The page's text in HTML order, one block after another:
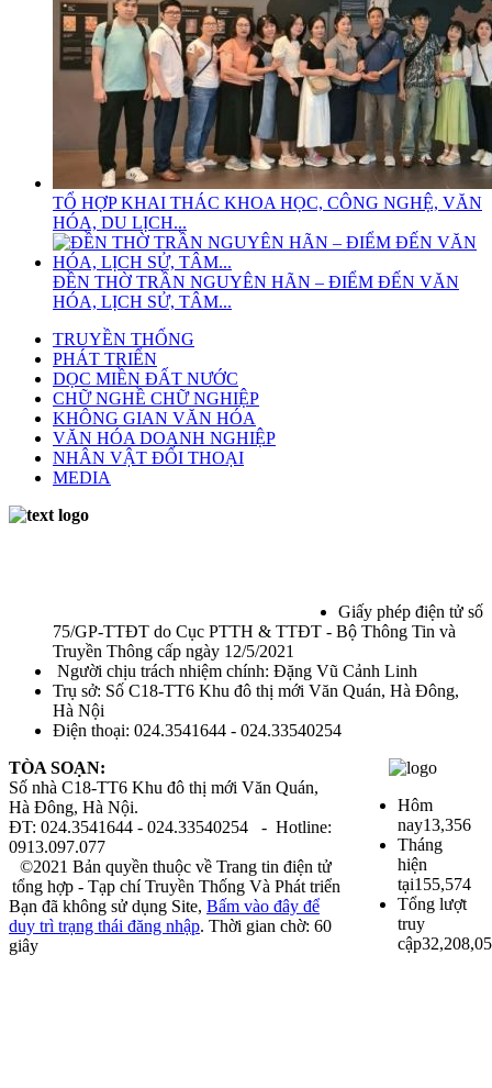
TỔ HỢP KHAI THÁC KHOA HỌC, CÔNG NGHỆ, VĂN
HÓA, DU LỊCH...
ĐỀN THỜ TRẦN NGUYÊN HÃN – ĐIỂM ĐẾN VĂN
HÓA, LỊCH SỬ, TÂM...
TRUYỀN THỐNG
PHÁT TRIỂN
DỌC MIỀN ĐẤT NƯỚC
CHỮ NGHỀ CHỮ NGHIỆP
KHÔNG GIAN VĂN HÓA
VĂN HÓA DOANH NGHIỆP
NHÂN VẬT ĐỐI THOẠI
MEDIA
Giấy phép điện tử số
75/GP-TTĐT do Cục PTTH & TTĐT - Bộ Thông Tin và
Truyền Thông cấp ngày 12/5/2021
Người chịu trách nhiệm chính: Đặng Vũ Cảnh Linh
Trụ sở: Số C18-TT6 Khu đô thị mới Văn Quán, Hà Đông,
Hà Nội
Điện thoại: 024.3541644 - 024.33540254
TÒA SOẠN:
Số nhà C18-TT6 Khu đô thị mới Văn Quán,
Hà Đông, Hà Nội.
ĐT: 024.3541644 - 024.33540254 - Hotline:
0913.097.077
Hôm
nay13,356
Tháng
hiện
tại155,574
Tổng lượt
truy
cập
©2021 Bản quyền thuộc về Trang tin điện tử
tổng hợp - Tạp chí Truyền Thống Và Phát triển
Bạn đã không sử dụng Site, Bấm vào đây để
duy trì trạng thái đăng nhập. Thời gian chờ: 60
giây